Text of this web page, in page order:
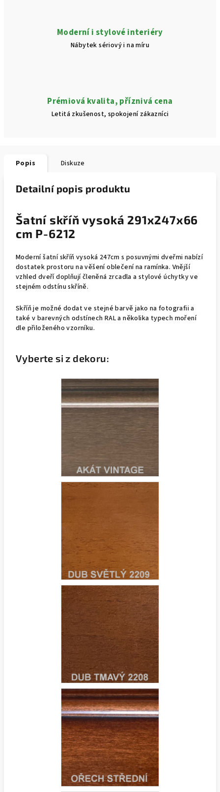
Moderní i stylové interiéry
Nábytek sériový i na míru
Prémiová kvalita, příznivá cena
Letitá zkušenost, spokojení zákazníci
Popis Diskuze
Detailní popis produktu
Šatní skříň vysoká 291x247x66
cm P-6212
Moderní šatní skříň vysoká 247cm s posuvnými dveřmi nabízí
dostatek prostoru na věšení oblečení na ramínka. Vnější
vzhled dveří doplňují členěná zrcadla a stylové úchytky ve
stejném odstínu skříně.
Skříň je možné dodat ve stejné barvě jako na fotografii a
také v barevných odstínech RAL a několika typech moření
dle přiloženého vzorníku.
Vyberte si z dekoru: